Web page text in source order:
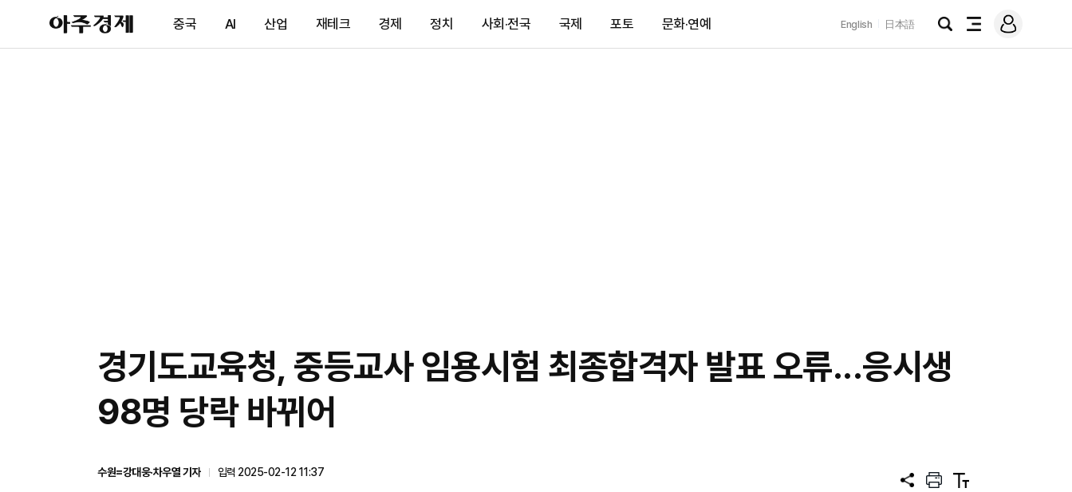
아
주
제
중국 AI 산업 재테크 경제 정치 사회·전국 국제 포토 문화·연예 English 日本語
검
전
메
그
경기도교육청, 중등교사 임용시험 최종합격자 발표 오류...응시생
98명 당락 바뀌어
수원=강대웅·차우열 기자
입력 2025-02-12 11:37
공
프
텍